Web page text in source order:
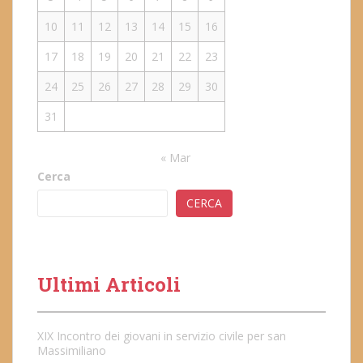
10
11 12 13 14 15
16
17
18 19 20 21 22
23
24
25 26 27 28 29
30
31
« Mar
Cerca
CERCA
Ultimi Articoli
XIX Incontro dei giovani in servizio civile per san
Massimiliano